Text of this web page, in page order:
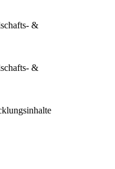
&
&